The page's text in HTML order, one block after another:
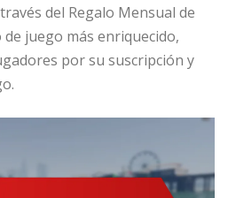
del Regalo Mensual de
juego más enriquecido,
por su suscripción y